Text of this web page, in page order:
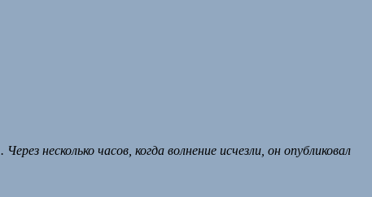
. Через несколько часов, когда волнение исчезли, он опубликовал